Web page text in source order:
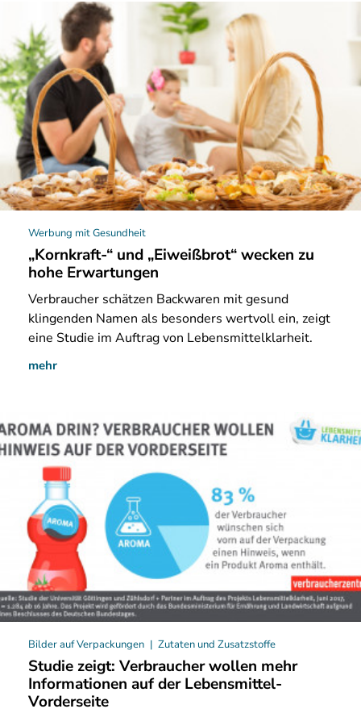
Werbung mit Gesundheit
„Kornkraft-“ und „Eiweißbrot“ wecken zu
hohe Erwartungen
Verbraucher schätzen Backwaren mit gesund
klingenden Namen als besonders wertvoll ein, zeigt
eine Studie im Auftrag von Lebensmittelklarheit.
mehr
Bilder auf Verpackungen Zutaten und Zusatzstoffe
Studie zeigt: Verbraucher wollen mehr
Informationen auf der Lebensmittel-
Vorderseite